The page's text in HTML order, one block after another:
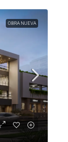
OBRA NUEVA